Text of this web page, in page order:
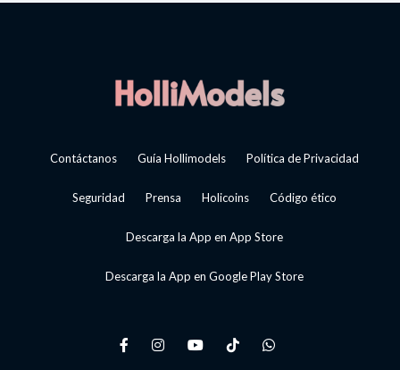
Contáctanos Guía Hollimodels Política de Privacidad
Seguridad Prensa Holicoins Código ético
Descarga la App en App Store
Descarga la App en Google Play Store